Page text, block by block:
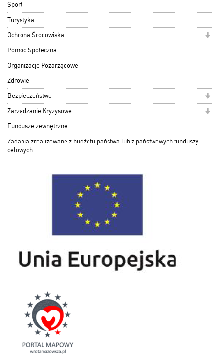
Sport
Turystyka
Ochrona Środowiska
Pomoc Społeczna
Organizacje Pozarządowe
Zdrowie
Bezpieczeństwo
Zarządzanie Kryzysowe
Fundusze zewnętrzne
Zadania zrealizowane z budżetu państwa lub z państwowych funduszy
celowych